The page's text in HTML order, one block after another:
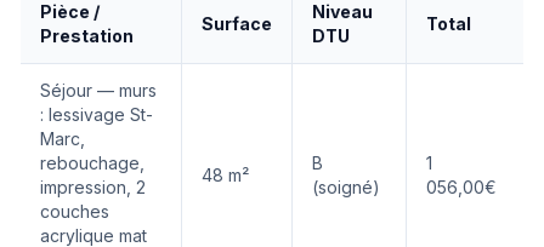
Pièce /
Prestation
Surface
Niveau
DTU
Total
Séjour — murs
: lessivage St-
Marc,
rebouchage,
impression, 2
couches
acrylique mat
48 m²
B
(soigné)
1
056,00€